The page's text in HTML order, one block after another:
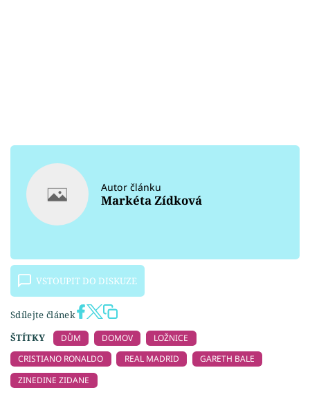
Autor článku
Markéta Zídková
VSTOUPIT DO DISKUZE
Sdílejte článek
ŠTÍTKY
DŮM DOMOV
LOŽNICE
CRISTIANO RONALDO
REAL MADRID
GARETH BALE
ZINEDINE ZIDANE